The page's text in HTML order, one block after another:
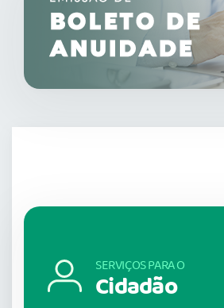
SERVIÇOS PARA O
Cidadão